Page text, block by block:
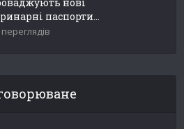
паспорти...
переглядів